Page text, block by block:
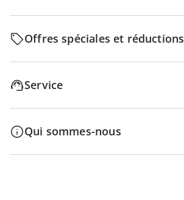
Offres spéciales et réductions
Service
Qui sommes-nous